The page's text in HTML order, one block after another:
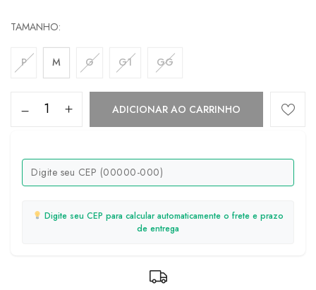
TAMANHO
P M G G1 GG
ADICIONAR AO CARRINHO
Digite seu CEP para calcular automaticamente o frete e prazo
de entrega